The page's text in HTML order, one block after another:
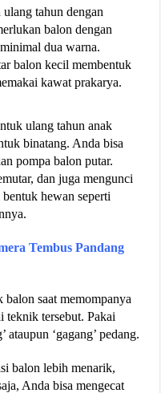
tahun dengan
balon dengan
dua warna.
balon kecil membentuk
kawat prakarya.
ulang tahun anak
binatang. Anda bisa
pompa balon putar.
dan juga mengunci
hewan seperti
Tembus Pandang
balon saat memompanya
teknik tersebut. Pakai
‘gagang’ pedang.
balon lebih menarik,
Anda bisa mengecat